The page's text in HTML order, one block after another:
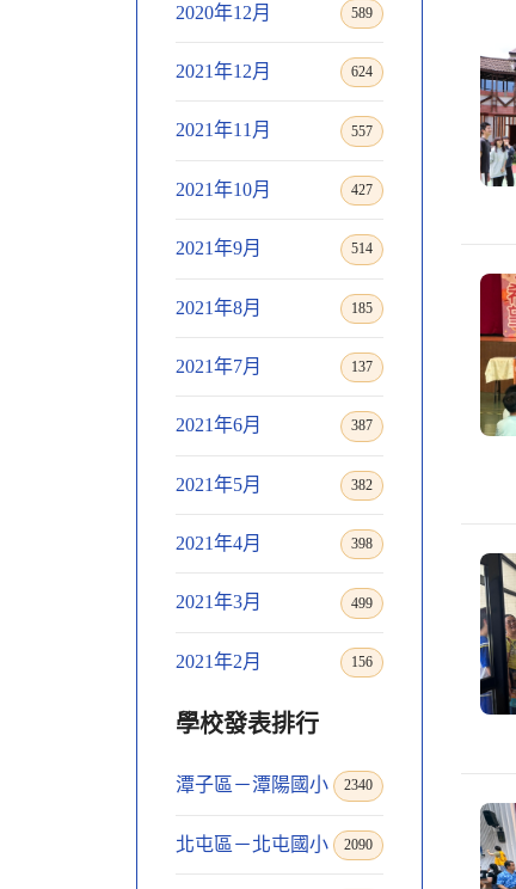
2020年12月 589
2021年12月 624
2021年11月 557
2021年10月 427
2021年9月 514
2021年8月 185
2021年7月 137
2021年6月 387
2021年5月 382
2021年4月 398
2021年3月 499
2021年2月 156
學校發表排行
潭子區－潭陽國小 2340
北屯區－北屯國小 2090